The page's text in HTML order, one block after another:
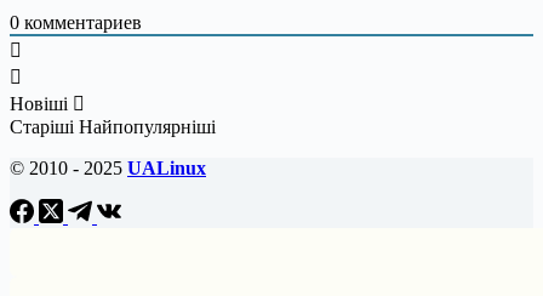
0 комментариев
Новіші
Старіші Найпопулярніші
© 2010 - 2025 UALinux